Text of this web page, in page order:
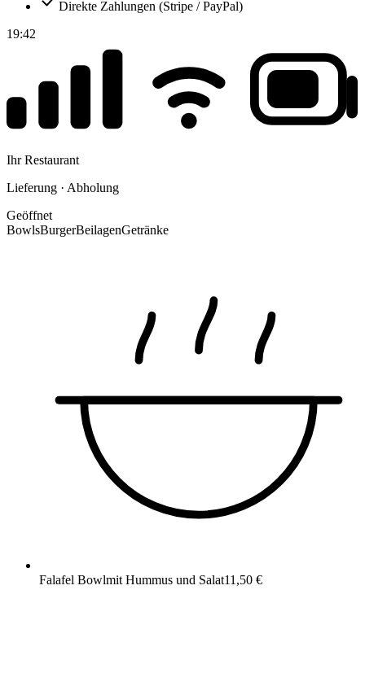
Direkte Zahlungen (Stripe / PayPal)
19:42
Ihr Restaurant
Lieferung · Abholung
Geöffnet
BowlsBurgerBeilagenGetränke
Falafel Bowlmit Hummus und Salat11,50 €